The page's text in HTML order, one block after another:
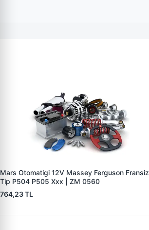
Mars Otomatigi 12V Massey Ferguson Fransiz
Tip P504 P505 Xxx | ZM 0560
764,23 TL